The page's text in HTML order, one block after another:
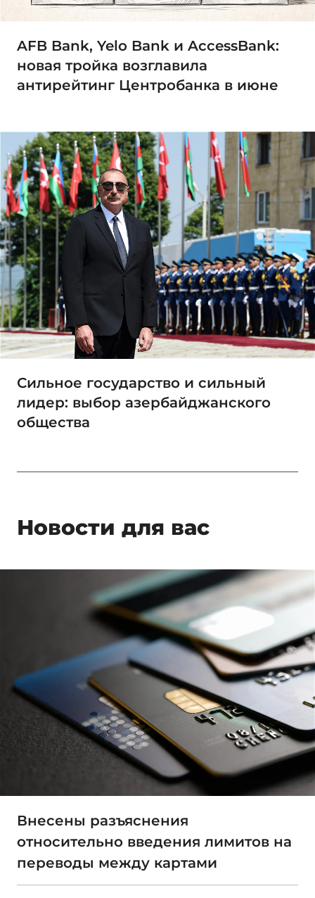
AFB Bank, Yelo Bank и AccessBank:
новая тройка возглавила
антирейтинг Центробанка в июне
Сильное государство и сильный
лидер: выбор азербайджанского
общества
Новости для вас
Внесены разъяснения
относительно введения лимитов на
переводы между картами